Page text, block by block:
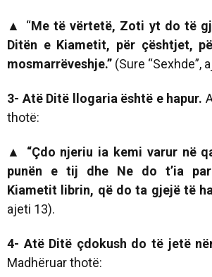
▲ “Me të vërtetë, Zoti yt do të
Ditën e Kiametit, për çështjet,
mosmarrëveshje.” (Sure “Sexhde”,
3- Atë Ditë llogaria është e hapur.
thotë:
▲ “Çdo njeriu ia kemi varur në
punën e tij dhe Ne do t’ia
Kiametit librin, që do ta gjejë të
ajeti 13).
4- Atë Ditë çdokush do të jetë
Madhëruar thotë: